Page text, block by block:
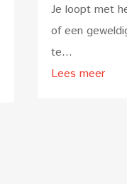
Je loopt met
of een
te...
Lees meer